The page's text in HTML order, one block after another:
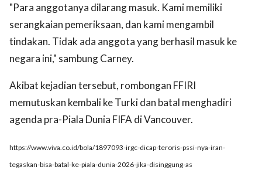
"Para anggotanya dilarang masuk. Kami memiliki
serangkaian pemeriksaan, dan kami mengambil
tindakan. Tidak ada anggota yang berhasil masuk ke
negara ini," sambung Carney.
Akibat kejadian tersebut, rombongan FFIRI
memutuskan kembali ke Turki dan batal menghadiri
agenda pra-Piala Dunia FIFA di Vancouver.
https://www.viva.co.id/bola/1897093-irgc-dicap-teroris-pssi-nya-iran-
tegaskan-bisa-batal-ke-piala-dunia-2026-jika-disinggung-as